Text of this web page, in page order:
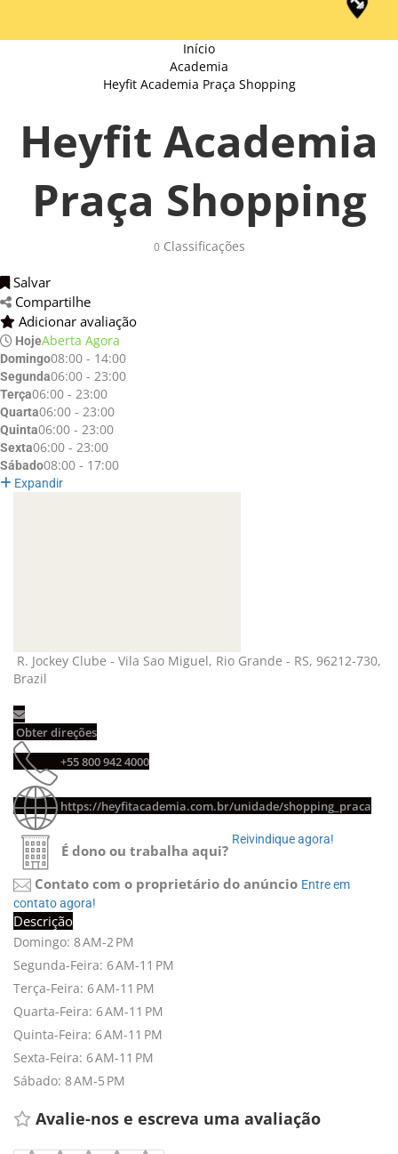
Início
Academia
Heyfit Academia Praça Shopping
Heyfit Academia
Praça Shopping
0Classificações
Salvar
Compartilhe
Adicionar avaliação
HojeAberta Agora
Domingo08:00 - 14:00
Segunda06:00 - 23:00
Terça06:00 - 23:00
Quarta06:00 - 23:00
Quinta06:00 - 23:00
Sexta06:00 - 23:00
Sábado08:00 - 17:00
Expandir
R. Jockey Clube - Vila Sao Miguel, Rio Grande - RS, 96212-730,
Brazil
Obter direções
+55 800 942 4000
https://heyfitacademia.com.br/unidade/shopping_praca
É dono ou trabalha aqui?
Reivindique agora!
Contato com o proprietário do anúncio Entre em
contato agora!
Descrição
Domingo: 8 AM-2 PM
Segunda-Feira: 6 AM-11 PM
Terça-Feira: 6 AM-11 PM
Quarta-Feira: 6 AM-11 PM
Quinta-Feira: 6 AM-11 PM
Sexta-Feira: 6 AM-11 PM
Sábado: 8 AM-5 PM
Avalie-nos e escreva uma avaliação